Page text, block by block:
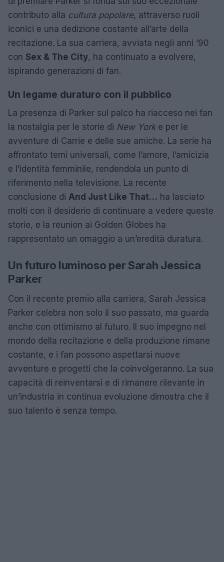
contributo alla cultura popolare, attraverso ruoli
iconici e una dedizione costante all’arte della
recitazione. La sua carriera, avviata negli anni ’90
con Sex & The City, ha continuato a evolvere,
ispirando generazioni di fan.
Un legame duraturo con il pubblico
La presenza di Parker sul palco ha riacceso nei fan
la nostalgia per le storie di New Yorke per le
avventure di Carrie e delle sue amiche. La serie ha
affrontato temi universali, come l’amore, l’amicizia
e l’identità femminile, rendendola un punto di
riferimento nella televisione. La recente
conclusione di And Just Like That… ha lasciato
molti con il desiderio di continuare a vedere queste
storie, e la reunion ai Golden Globes ha
rappresentato un omaggio a un’eredità duratura.
Un futuro luminoso per Sarah Jessica
Parker
Con il recente premio alla carriera, Sarah Jessica
Parker celebra non solo il suo passato, ma guarda
anche con ottimismo al futuro. Il suo impegno nel
mondo della recitazione e della produzione rimane
costante, e i fan possono aspettarsi nuove
avventure e progetti che la coinvolgeranno. La sua
capacità di reinventarsi e di rimanere rilevante in
un’industria in continua evoluzione dimostra che il
suo talento è senza tempo.